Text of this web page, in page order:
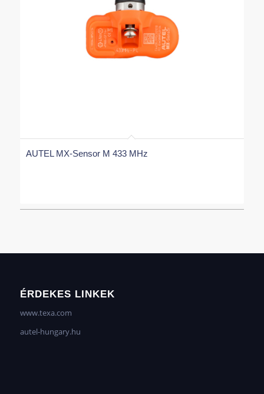
AUTEL MX-Sensor M 433 MHz
ÉRDEKES LINKEK
www.texa.com
autel-hungary.hu